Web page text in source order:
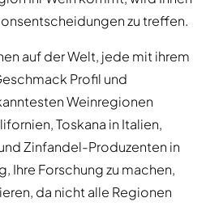
zu treffen.
auf der Welt, jede mit ihrem
Profil und
Weinregionen
Toskana in Italien,
Zinfandel-Produzenten in
Ihre Forschung zu machen,
da nicht alle Regionen